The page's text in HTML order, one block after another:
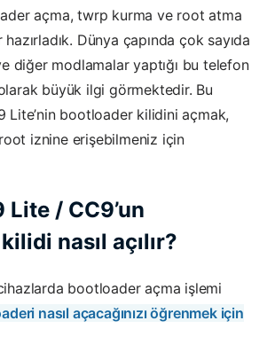
açma, twrp kurma ve root atma
Dünya çapında çok sayıda
diğer modlamalar yaptığı bu telefon
büyük ilgi görmektedir. Bu
Lite’nin bootloader kilidini açmak,
iznine erişebilmeniz için
/ CC9’un
nasıl açılır?
bootloader açma işlemi
nasıl açacağınızı öğrenmek için